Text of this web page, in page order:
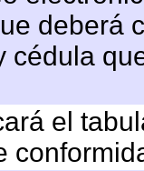
deberá
cédula
el